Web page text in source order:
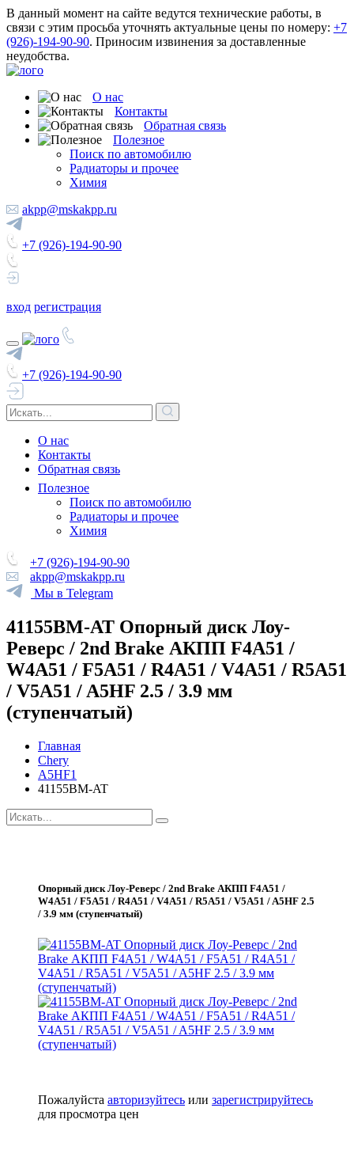
В данный момент на сайте ведутся технические работы, в
связи с этим просьба уточнять актуальные цены по номеру: +7
(926)-194-90-90. Приносим извинения за доставленные
неудобства.
О нас
Контакты
Обратная связь
Полезное
Поиск по автомобилю
Радиаторы и прочее
Химия
akpp@mskakpp.ru
+7 (926)-194-90-90
вход регистрация
+7 (926)-194-90-90
О нас
Контакты
Обратная связь
Полезное
Поиск по автомобилю
Радиаторы и прочее
Химия
+7 (926)-194-90-90
akpp@mskakpp.ru
Мы в Telegram
41155BM-AT Опорный диск Лоу-
Реверс / 2nd Brake АКПП F4A51 /
W4A51 / F5A51 / R4A51 / V4A51 / R5A51
/ V5A51 / A5HF 2.5 / 3.9 мм
(ступенчатый)
Главная
Chery
A5HF1
41155BM-AT
Опорный диск Лоу-Реверс / 2nd Brake АКПП F4A51 /
W4A51 / F5A51 / R4A51 / V4A51 / R5A51 / V5A51 / A5HF 2.5
/ 3.9 мм (ступенчатый)
Пожалуйста авторизуйтесь или зарегистрируйтесь
для просмотра цен